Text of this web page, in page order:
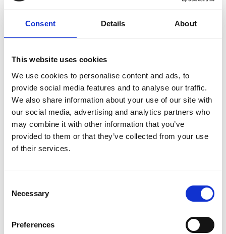
Consent Details About
This website uses cookies
We use cookies to personalise content and ads, to
provide social media features and to analyse our traffic.
We also share information about your use of our site with
our social media, advertising and analytics partners who
may combine it with other information that you’ve
provided to them or that they’ve collected from your use
of their services.
Selection
Necessary
Preferences
Banderoles
Des salons commerciaux aux inaugurations officielles, les
banderoles attirent l’attention et communiquent votre
message avec force. Nous offrons des banderoles de
dimensions standards ou sur mesure. Nous pouvons même
les monter sur un support pour afficher clairement votre
présence.
affiches d’allure professionnelle dans un vaste choix de
formats. Nous pouvons aussi les monter sur un support et